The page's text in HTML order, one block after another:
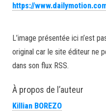
https://
L’image présentée ici n’est
original car le site éditeur ne
dans son flux RSS.
À propos de l’auteur
Killian BOREZO